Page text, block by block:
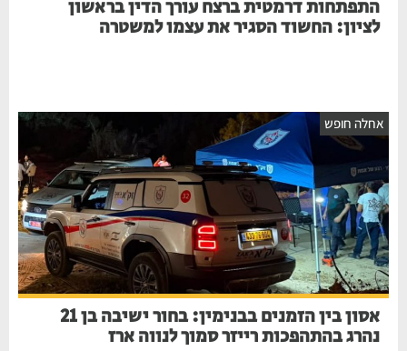
התפתחות דרמטית ברצח עורך הדין בראשון
לציון: החשוד הסגיר את עצמו למשטרה
חופש
אסון בין הזמנים בבנימין: בחור ישיבה בן 21
נהרג בהתהפכות רייזר סמוך לנווה ארז